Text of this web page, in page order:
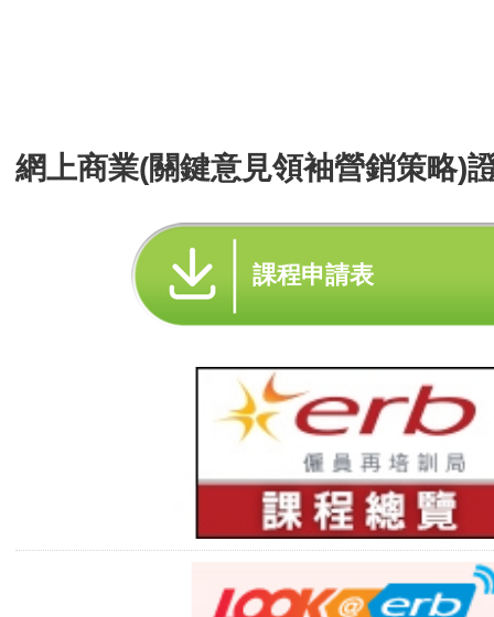
網上商業(關鍵意見領袖營銷策略)
課程申請表